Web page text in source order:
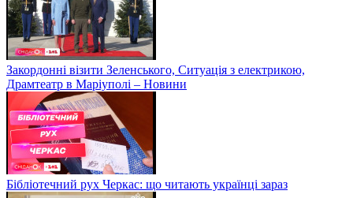
Закордонні візити Зеленського, Ситуація з електрикою,
Драмтеатр в Маріуполі – Новини
Бібліотечний рух Черкас: що читають українці зараз